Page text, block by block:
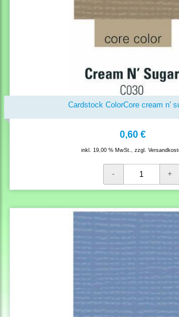
Cardstock ColorCore cream n'
0,60 €
inkl. 19,00 % MwSt., zzgl.